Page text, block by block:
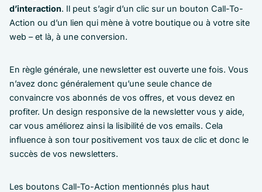
d’interaction. Il peut s’agir d’un clic sur un bouton Call-To-
Action ou d’un lien qui mène à votre boutique ou à votre site
web – et là, à une conversion.
En règle générale, une newsletter est ouverte une fois. Vous
n’avez donc généralement qu’une seule chance de
convaincre vos abonnés de vos offres, et vous devez en
profiter. Un design responsive de la newsletter vous y aide,
car vous améliorez ainsi la lisibilité de vos emails. Cela
influence à son tour positivement vos taux de clic et donc le
succès de vos newsletters.
Les boutons Call-To-Action mentionnés plus haut